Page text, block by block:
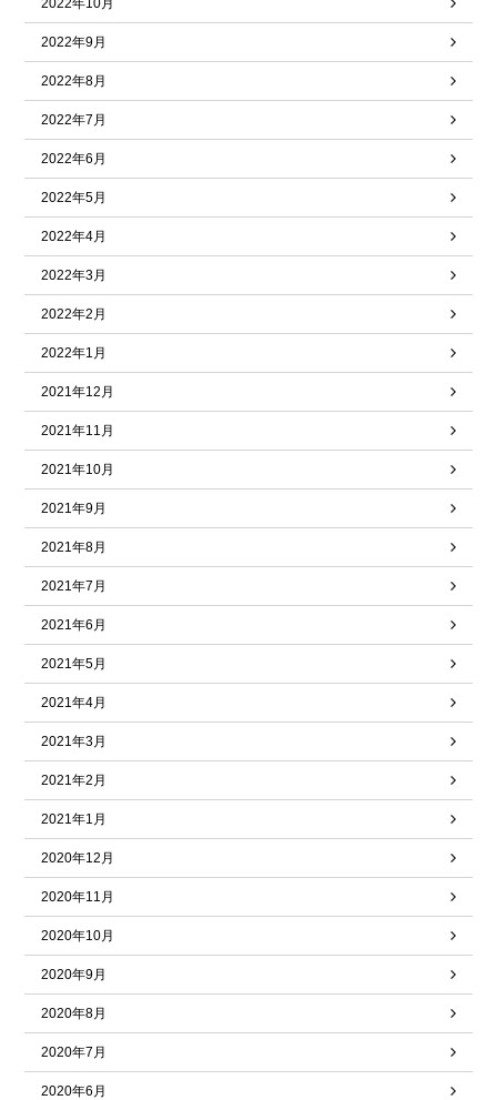
2022年10月
2022年9月
2022年8月
2022年7月
2022年6月
2022年5月
2022年4月
2022年3月
2022年2月
2022年1月
2021年12月
2021年11月
2021年10月
2021年9月
2021年8月
2021年7月
2021年6月
2021年5月
2021年4月
2021年3月
2021年2月
2021年1月
2020年12月
2020年11月
2020年10月
2020年9月
2020年8月
2020年7月
2020年6月